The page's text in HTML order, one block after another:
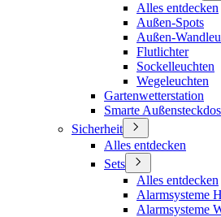
Alles entdecken
Außen-Spots
Außen-
Flutlichter
Sockelleuchten
Wegeleuchten
Gartenwetterstation
Smarte
Sicherheit
Alles entdecken
Sets
Alles entdecken
Alarmsysteme
Alarmsysteme